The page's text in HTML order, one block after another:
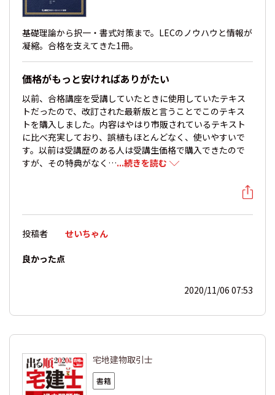
基礎理論から択一・書式対策まで。LECのノウハウと情報が
凝縮。合格を支えてきた1冊。
価格がもっと安ければありがたい
以前、合格講座を受講していたときに使用していたテキス
トだったので、改訂された最新版と言うことでこのテキス
トを購入しました。内容はやはり市販されているテキスト
に比べ充実しており、誤植もほとんどなく、使いやすいで
す。以前は受講歴のある人は受講生価格で購入できたので
すが、その特典がなく…...続きを読む
投稿者 せいちゃん
良かった点
2020/11/06 07:53
宅地建物取引士
書籍